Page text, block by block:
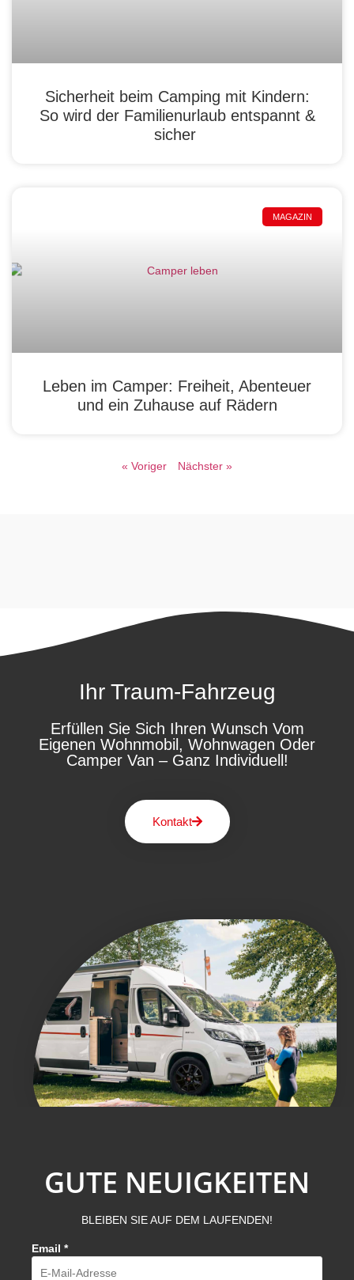
Sicherheit beim Camping mit Kindern:
So wird der Familienurlaub entspannt &
sicher
MAGAZIN
Leben im Camper: Freiheit, Abenteuer
und ein Zuhause auf Rädern
« Voriger Nächster »
Ihr Traum-Fahrzeug
Erfüllen Sie Sich Ihren Wunsch Vom
Eigenen Wohnmobil, Wohnwagen Oder
Camper Van – Ganz Individuell!
Kontakt
GUTE NEUIGKEITEN
BLEIBEN SIE AUF DEM LAUFENDEN!
Email *